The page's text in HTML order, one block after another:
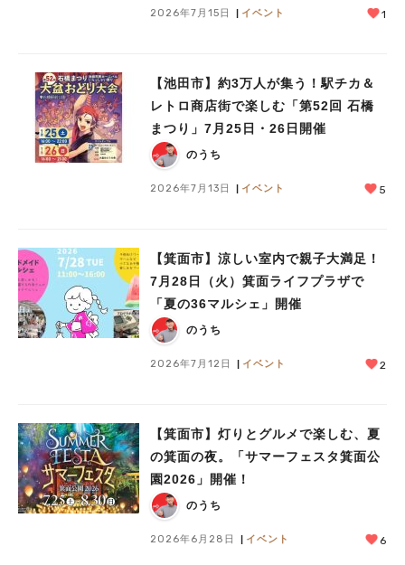
2026年7月15日 イベント 1
【池田市】約3万人が集う！駅チカ＆
レトロ商店街で楽しむ「第52回 石橋
まつり」7月25日・26日開催
のうち
2026年7月13日 イベント 5
【箕面市】涼しい室内で親子大満足！
7月28日（火）箕面ライフプラザで
「夏の36マルシェ」開催
のうち
2026年7月12日 イベント 2
【箕面市】灯りとグルメで楽しむ、夏
の箕面の夜。「サマーフェスタ箕面公
園2026」開催！
のうち
2026年6月28日 イベント 6